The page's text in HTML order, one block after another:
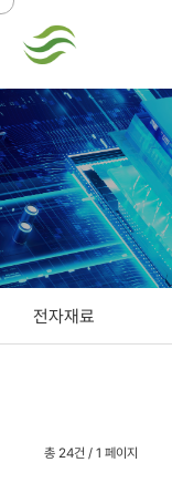
전자재료
코스메틱
총 24건 / 1 페이지